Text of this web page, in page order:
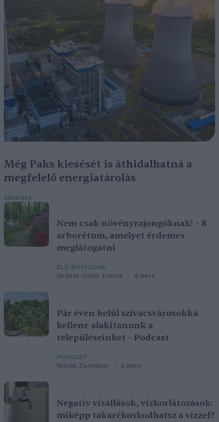
Még Paks kiesését is áthidalhatná a
megfelelő energiatárolás
ENERGIA
Nem csak növényrajongóknak! – 8
arborétum, amelyet érdemes
meglátogatni
ÉLŐ BOLYGÓNK
Granát-Galló Tímea 5 perc
Pár éven belül szivacsvárosokká
kellene alakítanunk a
településeinket – Podcast
PODCAST
Novák Zsombor 2 perc
Negatív vízállások, vízkorlátozások:
miképp takarékoskodhatsz a vízzel?